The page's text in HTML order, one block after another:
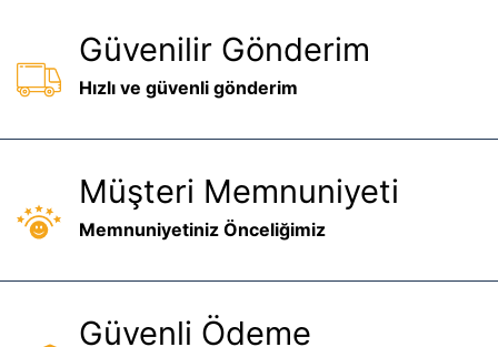
Güvenilir Gönderim
Hızlı ve güvenli gönderim
Müşteri Memnuniyeti
Memnuniyetiniz Önceliğimiz
Güvenli Ödeme